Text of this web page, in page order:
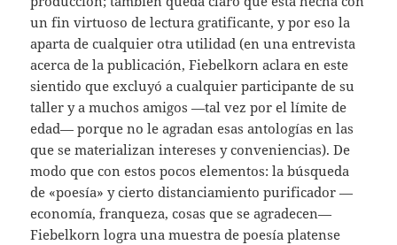
un fin virtuoso de lectura gratificante, y por eso la
aparta de cualquier otra utilidad (en una entrevista
acerca de la publicación, Fiebelkorn aclara en este
sientido que excluyó a cualquier participante de su
taller y a muchos amigos —tal vez por el límite de
edad— porque no le agradan esas antologías en las
que se materializan intereses y conveniencias). De
modo que con estos pocos elementos: la búsqueda
de «poesía» y cierto distanciamiento purificador —
economía, franqueza, cosas que se agradecen—
Fiebelkorn logra una muestra de poesía platense